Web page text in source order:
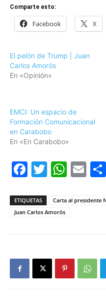
Comparte esto:
Facebook X
El pelón de Trump | Juan
Carlos Amorós
En «Opinión»
EMCI: Un espacio de
Formación Comunicacional
en Carabobo
En «En Carabobo»
Facebook
Twitter
ETIQUETAS Carta al presidente
Juan Carlos Amorós